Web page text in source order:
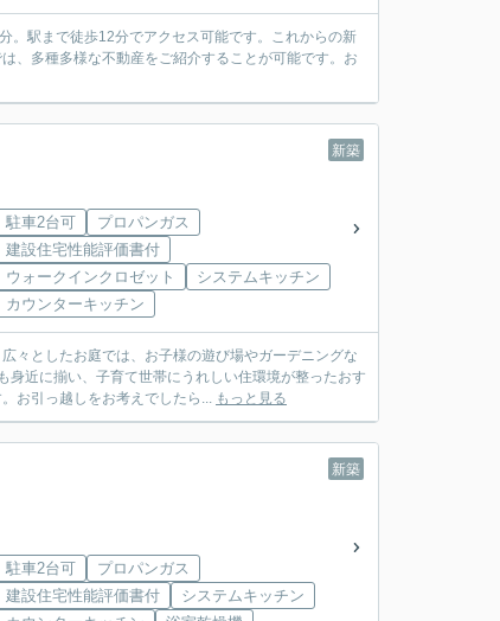
。駅まで徒歩12分でアクセス可能です。これからの新
、多種多様な不動産をご紹介することが可能です。お
新築
駐車2台可
プロパンガス
建設住宅性能評価書付
ウォークインクロゼット
システムキッチン
カウンターキッチン
々としたお庭では、お子様の遊び場やガーデニングな
近に揃い、子育て世帯にうれしい住環境が整ったおす
お引っ越しをお考えでしたら... もっと見る
新築
駐車2台可
プロパンガス
建設住宅性能評価書付
システムキッチン